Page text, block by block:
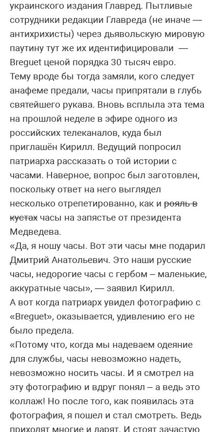
украинского издания Главред. Пытливые
сотрудники редакции Главреда (не иначе —
антихрихисты) через дьявольскую мировую
паутину тут же их идентифицировали —
Breguet ценой порядка 30 тысяч евро.
Тему вроде бы тогда замяли, кого следует
анафеме предали, часы припрятали в глубь
святейшего рукава. Вновь всплыла эта тема
на прошлой неделе в эфире одного из
российских телеканалов, куда был
приглашён Кирилл. Ведущий попросил
патриарха рассказать о той истории с
часами. Наверное, вопрос был заготовлен,
поскольку ответ на него выглядел
несколько отрепетированно, как и рояль в
кустах часы на запястье от президента
Медведева.
«Да, я ношу часы. Вот эти часы мне подарил
Дмитрий Анатольевич. Это наши русские
часы, недорогие часы с гербом – маленькие,
аккуратные часы», — заявил Кирилл.
А вот когда патриарх увидел фотографию с
«Breguet», оказывается, удивлению его не
было предела.
«Потому что, когда мы надеваем одеяние
для службы, часы невозможно надеть,
невозможно носить часы. И я смотрел на
эту фотографию и вдруг понял – а ведь это
коллаж! Но после того, как появилась эта
фотография, я пошел и стал смотреть. Ведь
приходят многие и дарят. И стоят зачастую